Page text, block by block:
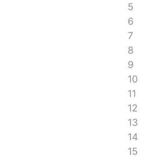
5
6
7
8
9
10
11
12
13
14
15